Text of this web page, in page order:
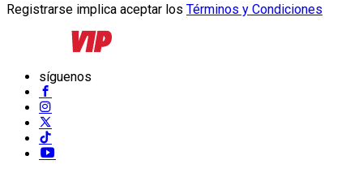
Registrarse implica aceptar los Términos y Condiciones
síguenos